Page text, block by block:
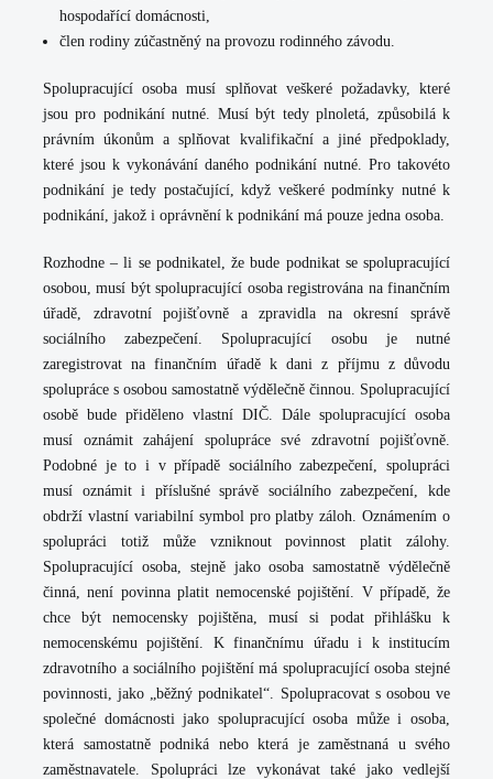
hospodařící domácnosti,
člen rodiny zúčastněný na provozu rodinného závodu.
Spolupracující osoba musí splňovat veškeré požadavky, které
jsou pro podnikání nutné. Musí být tedy plnoletá, způsobilá k
právním úkonům a splňovat kvalifikační a jiné předpoklady,
které jsou k vykonávání daného podnikání nutné. Pro takovéto
podnikání je tedy postačující, když veškeré podmínky nutné k
podnikání, jakož i oprávnění k podnikání má pouze jedna osoba.
Rozhodne – li se podnikatel, že bude podnikat se spolupracující
osobou, musí být spolupracující osoba registrována na finančním
úřadě, zdravotní pojišťovně a zpravidla na okresní správě
sociálního zabezpečení. Spolupracující osobu je nutné
zaregistrovat na finančním úřadě k dani z příjmu z důvodu
spolupráce s osobou samostatně výdělečně činnou. Spolupracující
osobě bude přiděleno vlastní DIČ. Dále spolupracující osoba
musí oznámit zahájení spolupráce své zdravotní pojišťovně.
Podobné je to i v případě sociálního zabezpečení, spolupráci
musí oznámit i příslušné správě sociálního zabezpečení, kde
obdrží vlastní variabilní symbol pro platby záloh. Oznámením o
spolupráci totiž může vzniknout povinnost platit zálohy.
Spolupracující osoba, stejně jako osoba samostatně výdělečně
činná, není povinna platit nemocenské pojištění. V případě, že
chce být nemocensky pojištěna, musí si podat přihlášku k
nemocenskému pojištění. K finančnímu úřadu i k institucím
zdravotního a sociálního pojištění má spolupracující osoba stejné
povinnosti, jako „běžný podnikatel“. Spolupracovat s osobou ve
společné domácnosti jako spolupracující osoba může i osoba,
která samostatně podniká nebo která je zaměstnaná u svého
zaměstnavatele. Spolupráci lze vykonávat také jako vedlejší